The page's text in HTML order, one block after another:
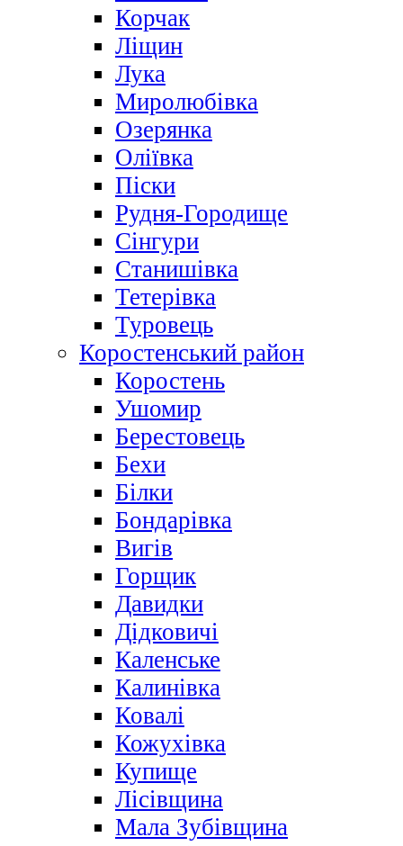
Корчак
Ліщин
Лука
Миролюбівка
Озерянка
Оліївка
Піски
Рудня-Городище
Сінгури
Станишівка
Тетерівка
Туровець
Коростенський район
Коростень
Ушомир
Берестовець
Бехи
Білки
Бондарівка
Вигів
Горщик
Давидки
Дідковичі
Каленське
Калинівка
Ковалі
Кожухівка
Купище
Лісівщина
Мала Зубівщина